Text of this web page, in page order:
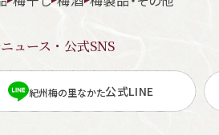
ュース・公式SNS
紀州梅の里なかた公式LINE